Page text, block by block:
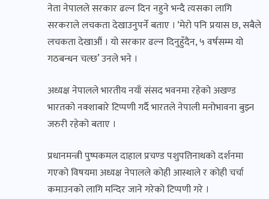
नेता नेपालले सरकार ढल्न दिन नहुने भन्दै त्यसका लागि
सरकराले लचकता देखाउनुपर्ने बताए । ‘मेरो पनि प्रयास छ, सबैले
लचकता देखाऔं । यो सरकार ढल्न दिनुहुँदैन, ५ वर्षसम्म यो
गठबन्धन चल्छ’ उनले भने ।
अध्यक्ष नेपालले भारतीय नयाँ संसद भवनमा रहेको अखण्ड
भारतको नक्शाबारे टिप्पणी गर्दै भारतले नेपाली मनोभावना बुझ्न
जरुरी रहेको बताए ।
प्रधानमन्त्री पुष्पकमल दाहाल प्रचण्ड पशुपतिनाथको दर्शनमा
गएको विषयमा अध्यक्ष नेपालले कोही आस्थाले र कोही चर्चा
कमाउनको लागि मन्दिर जाने गरेको टिप्पणी गरे ।